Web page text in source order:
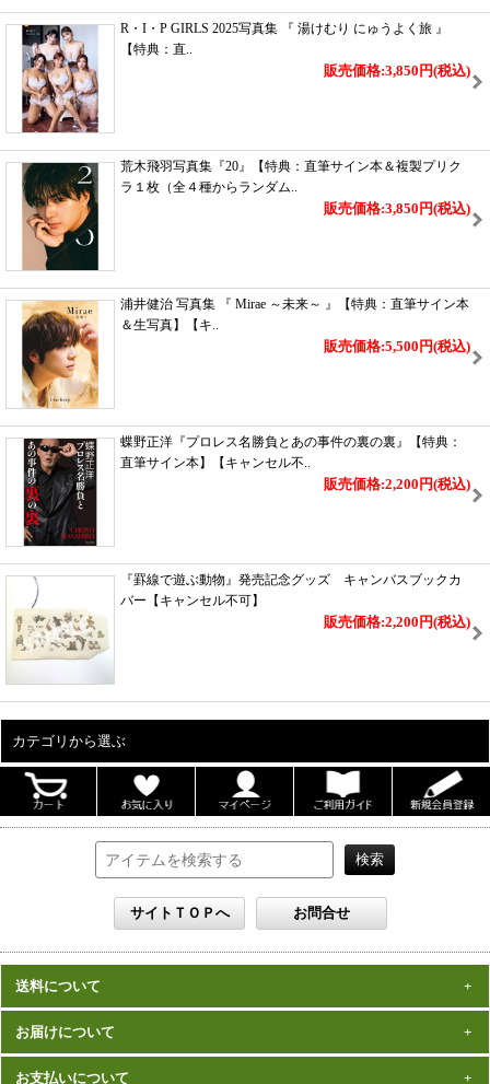
R・I・P GIRLS 2025写真集 『 湯けむり にゅうよく旅 』
【特典：直..
販売価格:3,850円(税込)
荒木飛羽写真集『20』【特典：直筆サイン本＆複製プリク
ラ１枚（全４種からランダム..
販売価格:3,850円(税込)
浦井健治 写真集 『 Mirae ～未来～ 』【特典：直筆サイン本
＆生写真】【キ..
販売価格:5,500円(税込)
蝶野正洋『プロレス名勝負とあの事件の裏の裏』【特典：
直筆サイン本】【キャンセル不..
販売価格:2,200円(税込)
『罫線で遊ぶ動物』発売記念グッズ キャンバスブックカ
バー【キャンセル不可】
販売価格:2,200円(税込)
カテゴリから選ぶ
ALL
男性写真集
雑誌
送料について
数量、価格に関わらず
※沖縄の送料は1,500円となります。
※商品により諸事情で金額が変更する場合もございます。
お届けについて
お支払いについて